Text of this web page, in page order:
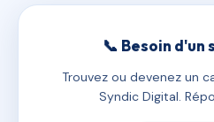
📞 Besoin d'un
Trouvez ou devenez un
Syndic Digital.